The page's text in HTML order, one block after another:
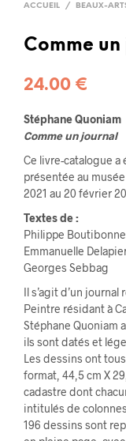
ACCUEIL / BEAUX-
Comme un
24.00 €
Stéphane Quoniam
Comme un journal
Ce livre-catalogue a
présentée au
2021 au 20 février
Textes de :
Philippe
Emmanuelle
Georges Sebbag
Il s’agit d’un journal
Peintre résidant à
Stéphane Quoniam
ils sont datés et
Les dessins ont
format, 44,5 cm X
cadastre dont
intitulés de
196 dessins sont